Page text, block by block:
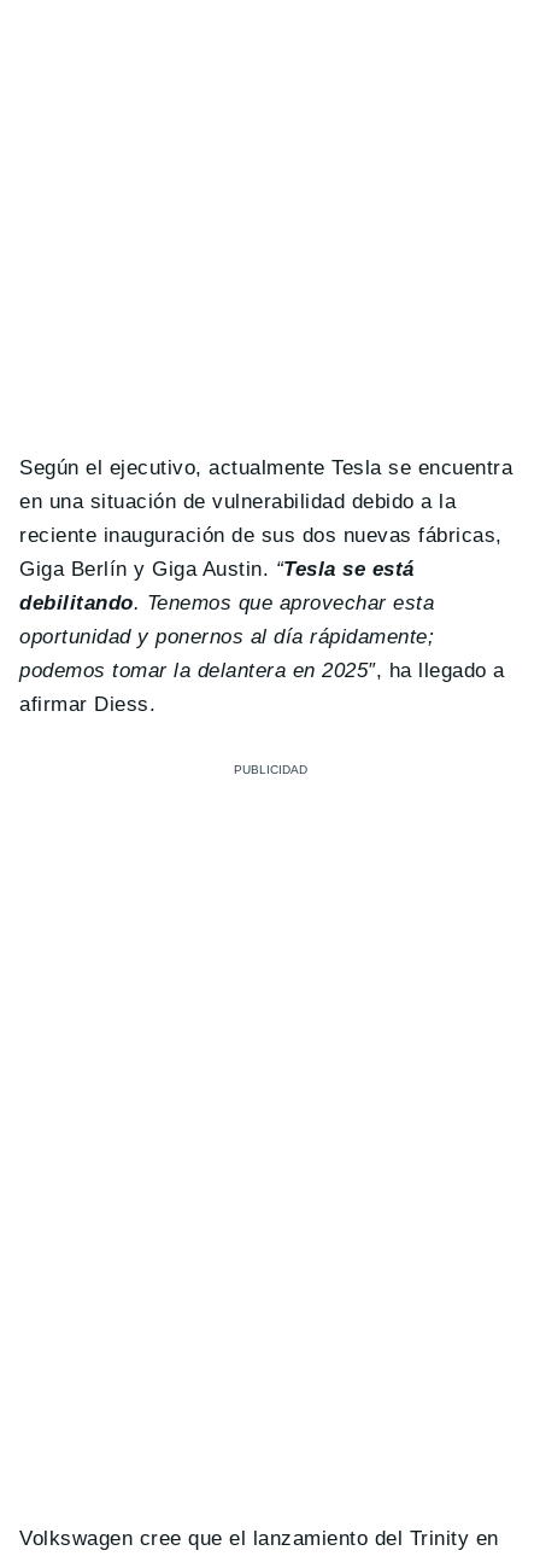
Según el ejecutivo, actualmente Tesla se encuentra
en una situación de vulnerabilidad debido a la
reciente inauguración de sus dos nuevas fábricas,
Giga Berlín y Giga Austin. “Tesla se está
debilitando. Tenemos que aprovechar esta
oportunidad y ponernos al día rápidamente;
podemos tomar la delantera en 2025″, ha llegado a
afirmar Diess.
Volkswagen cree que el lanzamiento del Trinity en